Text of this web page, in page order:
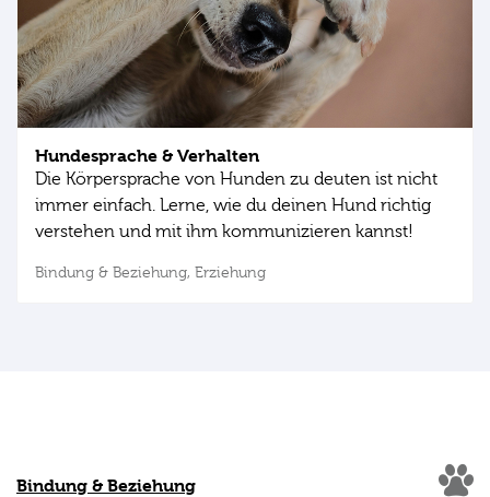
Hundesprache & Verhalten
Die Körpersprache von Hunden zu deuten ist nicht
immer einfach. Lerne, wie du deinen Hund richtig
verstehen und mit ihm kommunizieren kannst!
Bindung & Beziehung, Erziehung
Bindung & Beziehung